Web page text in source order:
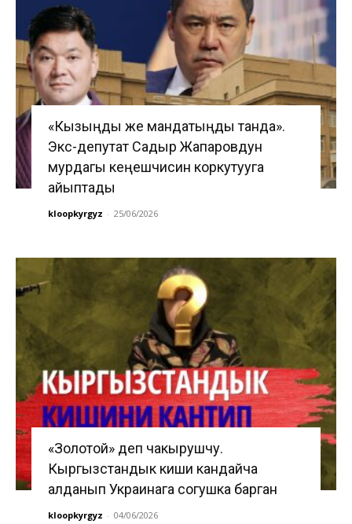
«Кызыңды же мандатыңды танда».
Экс-депутат Садыр Жапаровдун
мурдагы кеңешчисин коркутууга
айыптады
kloopkyrgyz - 25/06/2026
«Золотой» деп чакырушчу.
Кыргызстандык киши кандайча
алданып Украинага согушка барган
kloopkyrgyz - 04/06/2026